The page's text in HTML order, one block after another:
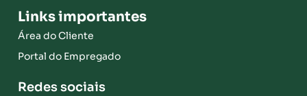
Links importantes
Área do Cliente
Portal do Empregado
Redes sociais